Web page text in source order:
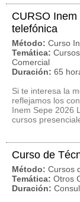
CURSO
telefónica
Método: Curso
Temática:
Comercial
Duración: 65
Si te interesa la
reflejamos los
Inem Sepe 2026
cursos
Curso de
Método: Cursos
Temática: Otros
Duración: